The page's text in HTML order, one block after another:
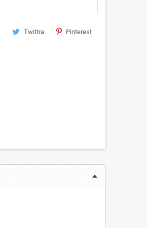
Twittra Pinterest